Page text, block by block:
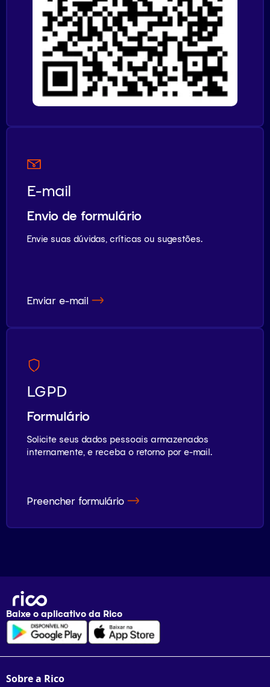
E-mail
Envio de formulário
Envie suas dúvidas, críticas ou sugestões.
Enviar e-mail
LGPD
Formulário
Solicite seus dados pessoais armazenados
internamente, e receba o retorno por e-mail.
Preencher formulário
Baixe o aplicativo da Rico
Sobre a Rico